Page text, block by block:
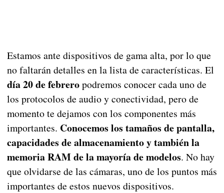
Estamos ante dispositivos de gama alta, por lo que
no faltarán detalles en la lista de características. El
día 20 de febreropodremos conocer cada uno de
los protocolos de audio y conectividad, pero de
momento te dejamos con los componentes más
importantes. Conocemos los tamaños de pantalla,
capacidades de almacenamiento y también la
memoria RAM de la mayoría de modelos. No hay
que olvidarse de las cámaras, uno de los puntos más
importantes de estos nuevos dispositivos.